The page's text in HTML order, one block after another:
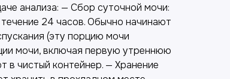
анализа: — Сбор суточной мочи:
24 часов. Обычно начинают
(эту порцию мочи
мочи, включая первую утреннюю
чистый контейнер. — Хранение